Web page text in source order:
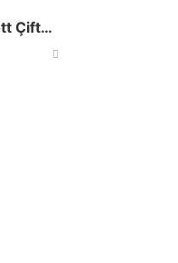
Akus Webley Scott Çifte 20 Kalibre